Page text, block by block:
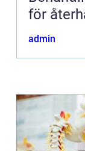
för
admin